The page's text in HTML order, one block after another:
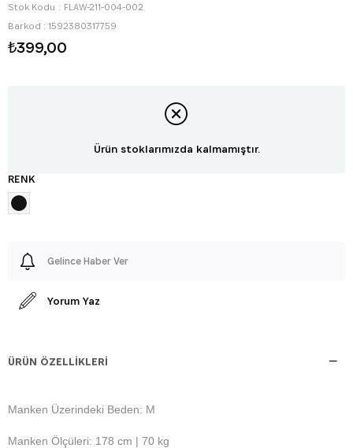
Stok Kodu
FLAW-211-004-002
Barkod : 1592380317759
₺399,00
Ürün stoklarımızda kalmamıştır.
RENK
Gelince Haber Ver
Yorum Yaz
ÜRÜN ÖZELLIKLERI
Manken Üzerindeki Beden: M
Manken Ölçüleri: 178 cm | 70 kg